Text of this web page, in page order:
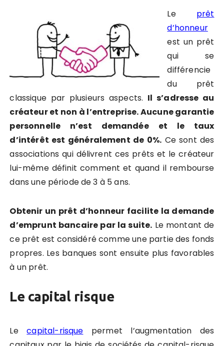
Le prêt
d’honneur
est un prêt
qui se
différencie
du prêt
classique par plusieurs aspects. Il s’adresse au
créateur et non à l’entreprise. Aucune garantie
personnelle n’est demandée et le taux
d’intérêt est généralement de 0%. Ce sont des
associations qui délivrent ces prêts et le créateur
lui-même définit comment et quand il rembourse
dans une période de 3 à 5 ans.
Obtenir un prêt d’honneur facilite la demande
d’emprunt bancaire par la suite. Le montant de
ce prêt est considéré comme une partie des fonds
propres. Les banques sont ensuite plus favorables
à un prêt.
Le capital risque
Lecapital-risque permet l’augmentation des